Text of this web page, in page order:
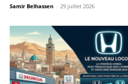
Samir Belhassen - 29 juillet 2026